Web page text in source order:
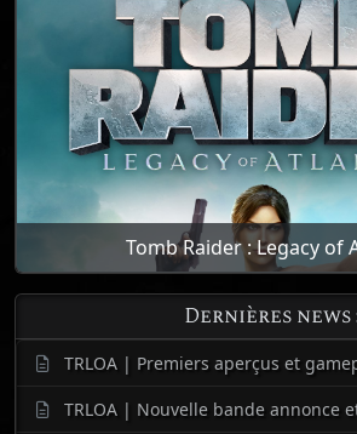
Tomb Raider : Legacy of
Dernières news :
TRLOA | Premiers aperçus et
TRLOA | Nouvelle bande annonce